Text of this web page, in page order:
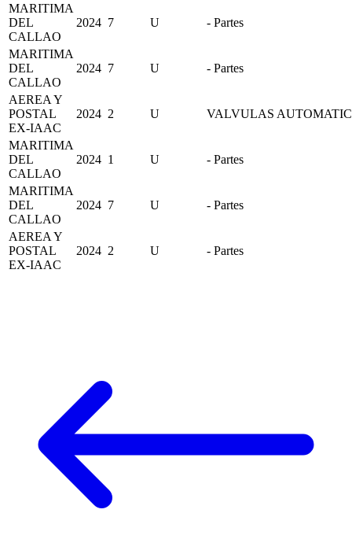
MARITIMA
DEL
CALLAO
2024 7 U - Partes
MARITIMA
DEL
CALLAO
2024 7 U - Partes
AEREA Y
POSTAL
EX-IAAC
2024 2 U VALVULAS
MARITIMA
DEL
CALLAO
2024 1 U - Partes
MARITIMA
DEL
CALLAO
2024 7 U - Partes
AEREA Y
POSTAL
EX-IAAC
2024 2 U - Partes